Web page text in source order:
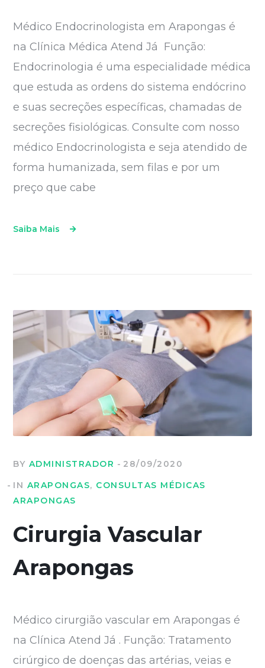
Médico Endocrinologista em Arapongas é
na Clínica Médica Atend Já Função:
Endocrinologia é uma especialidade médica
que estuda as ordens do sistema endócrino
e suas secreções específicas, chamadas de
secreções fisiológicas. Consulte com nosso
médico Endocrinologista e seja atendido de
forma humanizada, sem filas e por um
preço que cabe
Saiba Mais
BY ADMINISTRADOR
28/09/2020
IN ARAPONGAS, CONSULTAS MÉDICAS
ARAPONGAS
Cirurgia Vascular
Arapongas
Médico cirurgião vascular em Arapongas é
na Clínica Atend Já . Função: Tratamento
cirúrgico de doenças das artérias, veias e